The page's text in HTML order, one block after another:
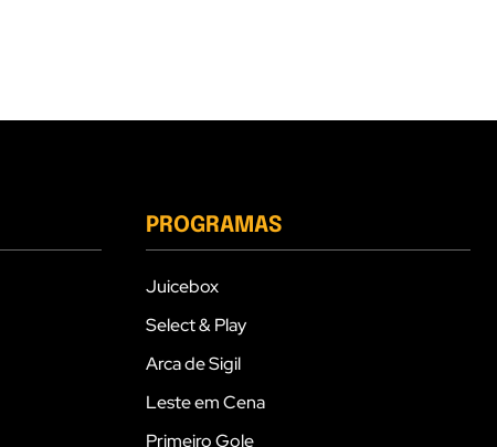
PROGRAMAS
Juicebox
Select & Play
Arca de Sigil
Leste em Cena
Primeiro Gole